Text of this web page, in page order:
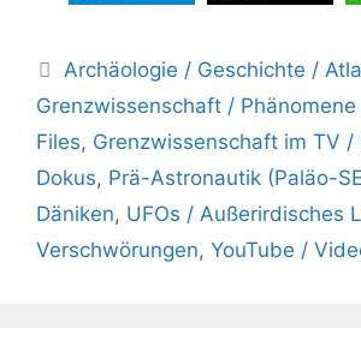
Kategorien
Archäologie / Geschichte /
Grenzwissenschaft /
Files, Grenzwissenschaft im TV /
Dokus, Prä-Astronautik (Paläo-
Däniken, UFOs / Außerirdisches
Verschwörungen, YouTube /